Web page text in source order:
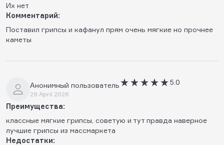
Их нет
Комментарий:
Поставил грипсы и кафанул прям очень мягкие но прочнее
каметы
Анонимный пользователь
29 April 2026
5.0
Преимущества:
классные мягкие грипсы, советую и тут правда наверное
лучшие грипсы из массмаркета
Недостатки: